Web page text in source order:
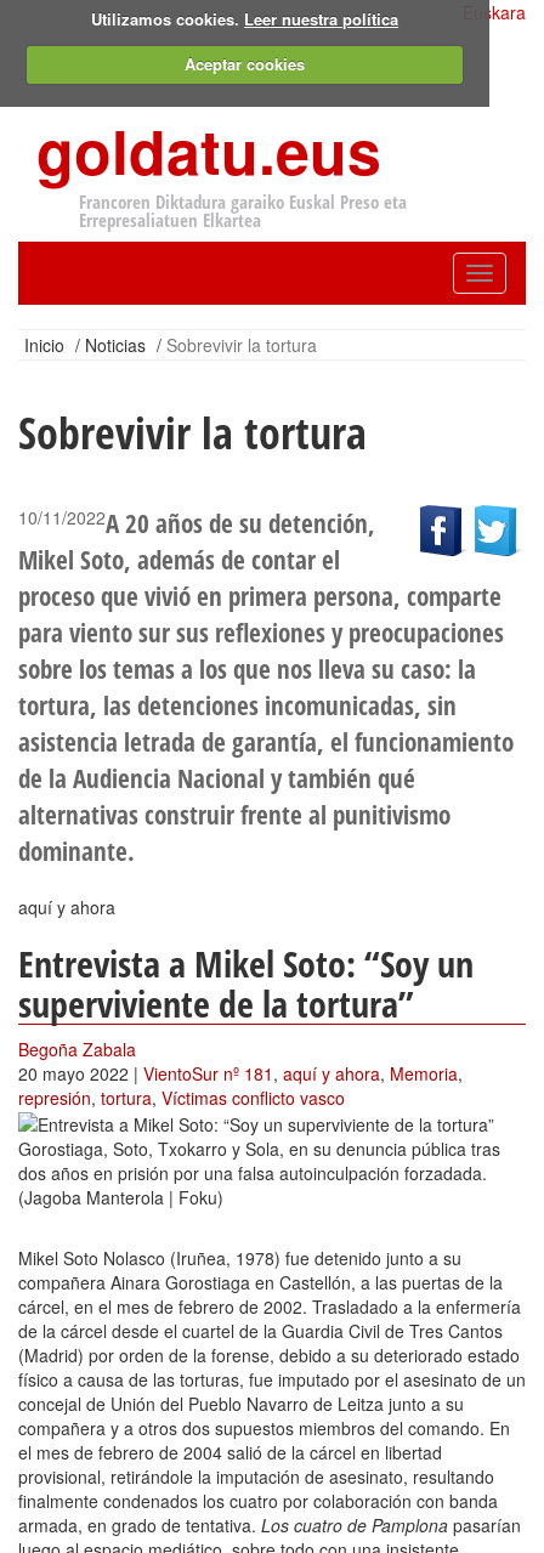
Utilizamos cookies. Leer nuestra política
Aceptar cookies
goldatu.eus
Francoren Diktadura garaiko Euskal Preso eta
Errepresaliatuen Elkartea
Toggle
Euskara
Inicio / Noticias / Sobrevivir la tortura
Sobrevivir la tortura
10/11/2022A 20 años de su detención,
Mikel Soto, además de contar el
proceso que vivió en primera persona, comparte
para viento sur sus reflexiones y preocupaciones
sobre los temas a los que nos lleva su caso: la
tortura, las detenciones incomunicadas, sin
asistencia letrada de garantía, el funcionamiento
de la Audiencia Nacional y también qué
alternativas construir frente al punitivismo
dominante.
aquí y ahora
Entrevista a Mikel Soto: “Soy un
superviviente de la tortura”
Begoña Zabala
20 mayo 2022 | VientoSur nº 181 , aquí y ahora, Memoria,
represión, tortura, Víctimas conflicto vasco
Gorostiaga, Soto, Txokarro y Sola, en su denuncia pública tras
dos años en prisión por una falsa autoinculpación forzadada.
(Jagoba Manterola | Foku)
Mikel Soto Nolasco (Iruñea, 1978) fue detenido junto a su
compañera Ainara Gorostiaga en Castellón, a las puertas de la
cárcel, en el mes de febrero de 2002. Trasladado a la enfermería
de la cárcel desde el cuartel de la Guardia Civil de Tres Cantos
(Madrid) por orden de la forense, debido a su deteriorado estado
físico a causa de las torturas, fue imputado por el asesinato de un
concejal de Unión del Pueblo Navarro de Leitza junto a su
compañera y a otros dos supuestos miembros del comando. En
el mes de febrero de 2004 salió de la cárcel en libertad
provisional, retirándole la imputación de asesinato, resultando
finalmente condenados los cuatro por colaboración con banda
armada, en grado de tentativa. Los cuatro de Pamplona pasarían